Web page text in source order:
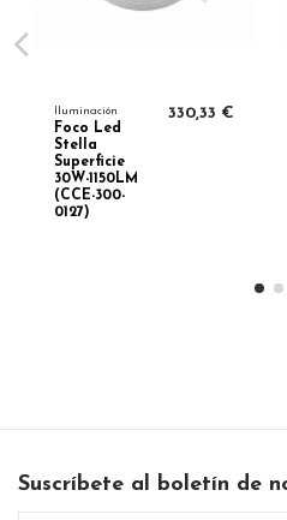
Iluminación
Foco Led
Stella
Superficie
30W-1150LM
(CCE-300-
0127)
330,33 €
Suscríbete al boletín de